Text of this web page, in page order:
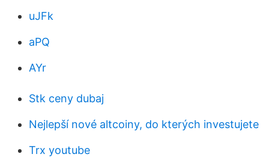
uJFk
aPQ
AYr
Stk ceny dubaj
Nejlepší nové altcoiny, do kterých investujete
Trx youtube